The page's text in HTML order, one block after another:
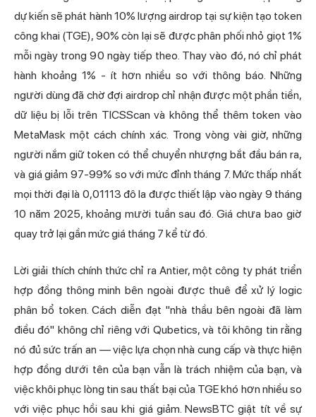
dự kiến sẽ phát hành 10% lượng airdrop tại sự kiện tạo token
công khai (TGE), 90% còn lại sẽ được phân phối nhỏ giọt 1%
mỗi ngày trong 90 ngày tiếp theo. Thay vào đó, nó chỉ phát
hành khoảng 1% - ít hơn nhiều so với thông báo. Những
người dùng đã chờ đợi airdrop chỉ nhận được một phần tiền,
dữ liệu bị lỗi trên TICSScan và không thể thêm token vào
MetaMask một cách chính xác. Trong vòng vài giờ, những
người nắm giữ token có thể chuyển nhượng bắt đầu bán ra,
và giá giảm 97-99% so với mức đỉnh tháng 7. Mức thấp nhất
mọi thời đại là 0,01113 đô la được thiết lập vào ngày 9 tháng
10 năm 2025, khoảng mười tuần sau đó. Giá chưa bao giờ
quay trở lại gần mức giá tháng 7 kể từ đó.
Lời giải thích chính thức chỉ ra Antier, một công ty phát triển
hợp đồng thông minh bên ngoài được thuê để xử lý logic
phân bổ token. Cách diễn đạt "nhà thầu bên ngoài đã làm
điều đó" không chỉ riêng với Qubetics, và tôi không tin rằng
nó đủ sức trấn an — việc lựa chọn nhà cung cấp và thực hiện
hợp đồng dưới tên của bạn vẫn là trách nhiệm của bạn, và
việc khôi phục lòng tin sau thất bại của TGE khó hơn nhiều so
với việc phục hồi sau khi giá giảm. NewsBTC giật tít về sự